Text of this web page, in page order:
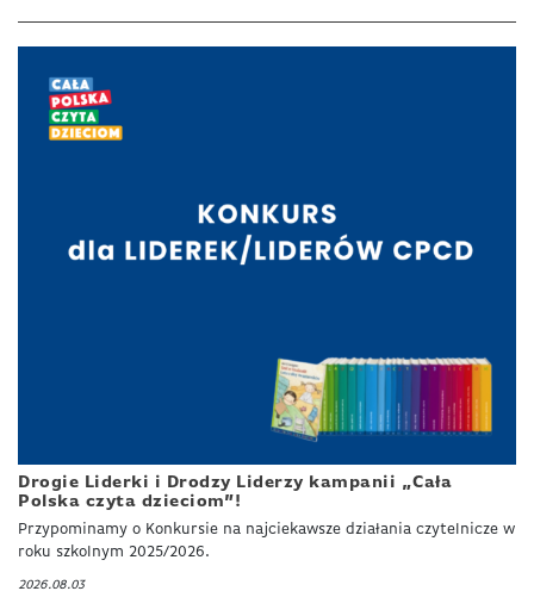
Drogie Liderki i Drodzy Liderzy kampanii „Cała
Polska czyta dzieciom”!
Przypominamy o Konkursie na najciekawsze działania czytelnicze w
roku szkolnym 2025/2026.
2026.08.03